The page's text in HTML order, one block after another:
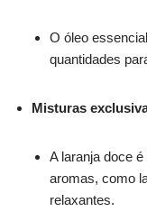
O óleo
quantidades
Misturas
A laranja doce
aromas, como
relaxantes.